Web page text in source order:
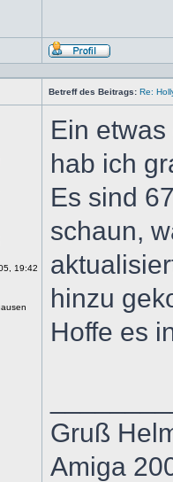
Profil
Betreff des Beitrags: Re:
19:42
Ein
hab ich
Es sind
schaun,
hinzu
Hoffe es
Gruß
Amiga